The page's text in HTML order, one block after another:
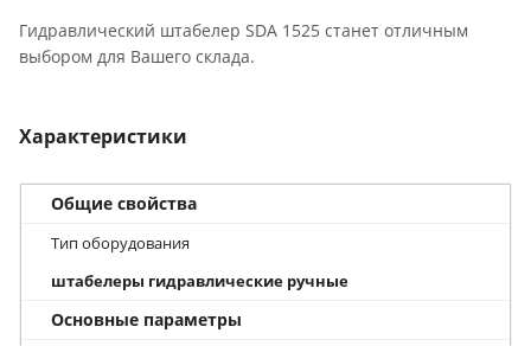
Гидравлический штабелер SDA 1525 станет отличным
выбором для Вашего склада.
Характеристики
Общие свойства
Тип оборудования
штабелеры гидравлические ручные
Основные параметры